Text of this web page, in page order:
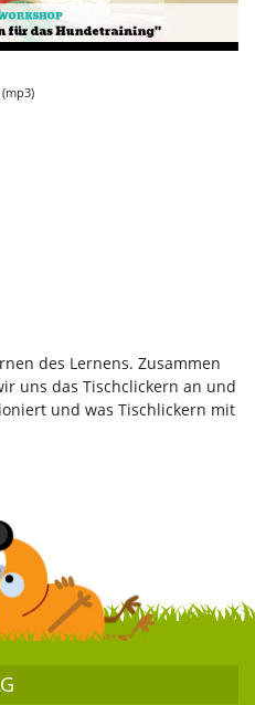
Video
(mp3)
des Lernens. Zusammen
uns das Tischclickern an und
und was Tischlickern mit